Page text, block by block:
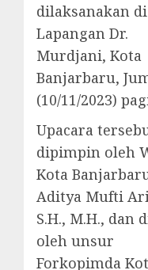
dilaksanakan di
Lapangan Dr.
Murdjani, Kota
Banjarbaru,
(10/11/2023)
Upacara
dipimpin oleh
Kota
Aditya Mufti
S.H., M.H., dan
oleh unsur
Forkopimda